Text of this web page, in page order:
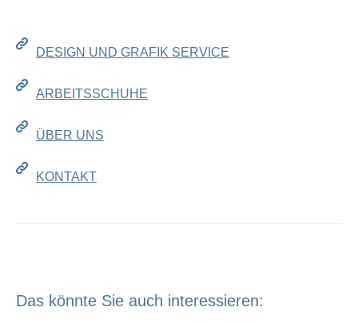
DESIGN UND GRAFIK SERVICE
ARBEITSSCHUHE
ÜBER UNS
KONTAKT
Das könnte Sie auch interessieren: